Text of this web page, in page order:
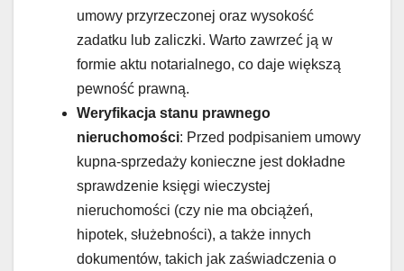
umowy przyrzeczonej oraz wysokość
zadatku lub zaliczki. Warto zawrzeć ją w
formie aktu notarialnego, co daje większą
pewność prawną.
Weryfikacja stanu prawnego
nieruchomości: Przed podpisaniem umowy
kupna-sprzedaży konieczne jest dokładne
sprawdzenie księgi wieczystej
nieruchomości (czy nie ma obciążeń,
hipotek, służebności), a także innych
dokumentów, takich jak zaświadczenia o